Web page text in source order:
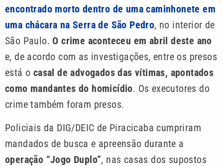
encontrado morto dentro de uma caminhonete em
uma chácara na Serra de São Pedro, no interior de
São Paulo. O crime aconteceu em abril deste ano
e, de acordo com as investigações, entre os presos
está o casal de advogados das vítimas, apontados
como mandantes do homicídio. Os executores do
crime também foram presos.
Policiais da DIG/DEIC de Piracicaba cumpriram
mandados de busca e apreensão durante a
operação “Jogo Duplo”, nas casas dos supostos